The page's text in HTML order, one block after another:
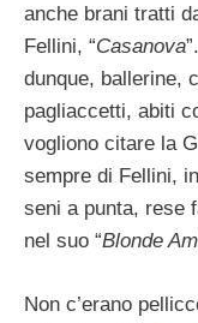
anche brani tratti
Fellini, “Casanova
dunque, ballerine,
pagliaccetti, abiti
vogliono citare la
sempre di Fellini,
seni a punta, rese
nel suo “Blonde
Non c’erano